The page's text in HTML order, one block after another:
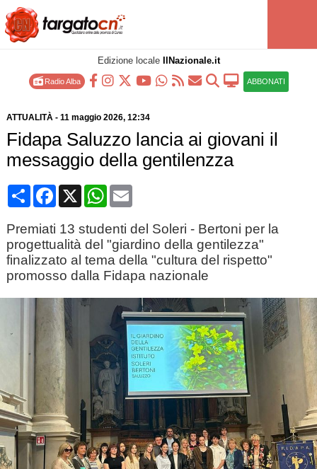
Edizione locale IlNazionale.it
Radio Alba ABBONATI
ATTUALITÀ- 11 maggio 2026, 12:34
Fidapa Saluzzo lancia ai giovani il
messaggio della gentilenzza
CondividiFacebook
X WhatsApp
Email
Premiati 13 studenti del Soleri - Bertoni per la
progettualità del "giardino della gentilezza"
finalizzato al tema della "cultura del rispetto"
promosso dalla Fidapa nazionale